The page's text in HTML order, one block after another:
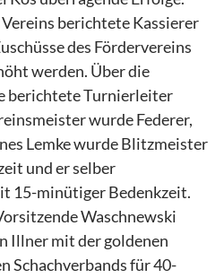
berichtete Kassierer
des Fördervereins
werden. Über die
berichtete Turnierleiter
wurde Federer,
Lemke wurde Blitzmeister
und er selber
15-minütiger Bedenkzeit.
Waschnewski
Illner mit der goldenen
Schachverbands für 40-